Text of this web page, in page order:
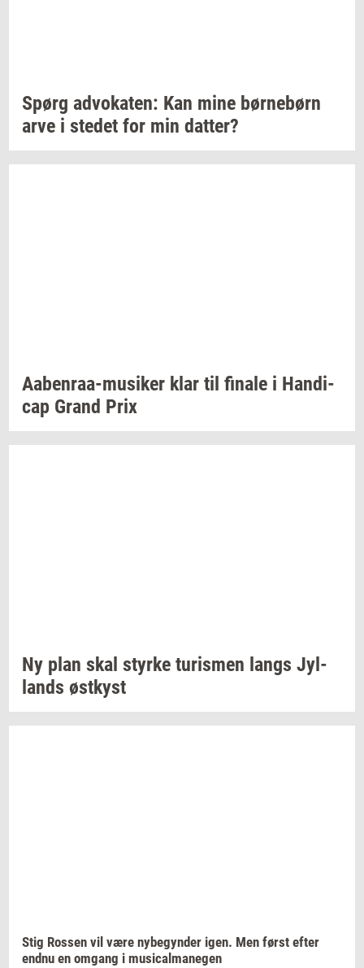
Spørg ad­vo­ka­ten: Kan mine bør­ne­børn
arve i ste­det for min dat­ter?
Aabenraa-​musiker klar til fi­na­le i Han­di­
cap Grand Prix
Ny plan skal styr­ke turis­men langs Jyl­
lands øst­kyst
Stig Ros­sen vil være ny­be­gyn­der igen. Men først efter
endnu en om­gang i mu­si­cal­ma­ne­gen